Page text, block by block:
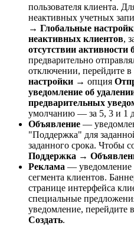
пользователя клиента.
неактивных учетных
→ Глобальные
неактивных клиентов,
отсутствии активности
предварительно
отключении, перейдите в
настройки → опция
уведомление об
предварительных
умолчанию — за 5, 3 и 1
Объявление —
"Поддержка" для
заданного срока. Чтобы
Поддержка →
Реклама — уведомление
сегмента клиентов.
странице интерфейса
специальные
уведомление, перейдите в
Создать.